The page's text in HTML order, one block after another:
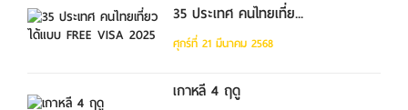
35 ประเทศ คนไทยเที่ย...
ศุกร์ที่ 21 มีนาคม 2568
เกาหลี 4 ฤดู